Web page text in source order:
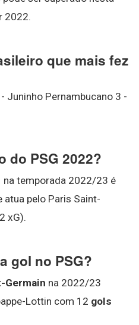
2022.
que mais fez
Juninho Pernambucano 3 -
do PSG 2022?
na temporada 2022/23 é
atua pelo Paris Saint-
xG).
gol no PSG?
Germain na 2022/23
Lottin com 12 gols